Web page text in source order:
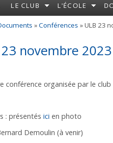
LE CLUB L'ÉCOLE
»Conférences » ULB 23
23 novembre 2023
conférence organisée par le club
: présentés ici en photo
Demoulin (à venir)